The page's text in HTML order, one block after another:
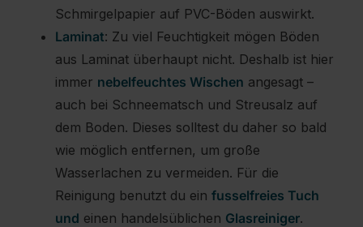
Schmirgelpapier auf PVC-Böden auswirkt.
Laminat: Zu viel Feuchtigkeit mögen Böden
aus Laminat überhaupt nicht. Deshalb ist hier
immer nebelfeuchtes Wischen angesagt –
auch bei Schneematsch und Streusalz auf
dem Boden. Dieses solltest du daher so bald
wie möglich entfernen, um große
Wasserlachen zu vermeiden. Für die
Reinigung benutzt du ein fusselfreies Tuch
und einen handelsüblichen Glasreiniger.